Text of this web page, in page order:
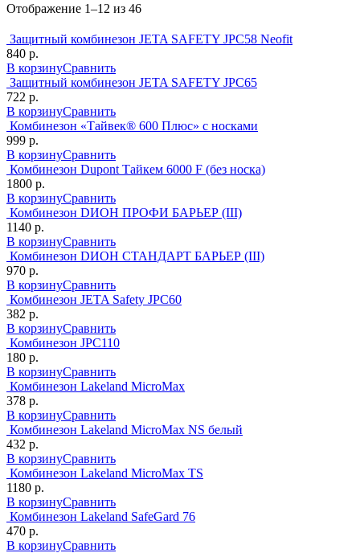
Отображение 1–12 из 46
Защитный комбинезон JETA SAFETY JPC58 Neofit
840 р.
В корзинуСравнить
Защитный комбинезон JETA SAFETY JPC65
722 р.
В корзинуСравнить
Комбинезон «Тайвек® 600 Плюс» c носками
999 р.
В корзинуСравнить
Комбинезон Dupont Тайкем 6000 F (без носка)
1800 р.
В корзинуСравнить
Комбинезон DИОН ПРОФИ БАРЬЕР (III)
1140 р.
В корзинуСравнить
Комбинезон DИОН СТАНДАРТ БАРЬЕР (III)
970 р.
В корзинуСравнить
Комбинезон JETA Safety JPC60
382 р.
В корзинуСравнить
Комбинезон JPC110
180 р.
В корзинуСравнить
Комбинезон Lakeland MicroMax
378 р.
В корзинуСравнить
Комбинезон Lakeland MicroMax NS белый
432 р.
В корзинуСравнить
Комбинезон Lakeland MicroMax TS
1180 р.
В корзинуСравнить
Комбинезон Lakeland SafeGard 76
470 р.
В корзинуСравнить